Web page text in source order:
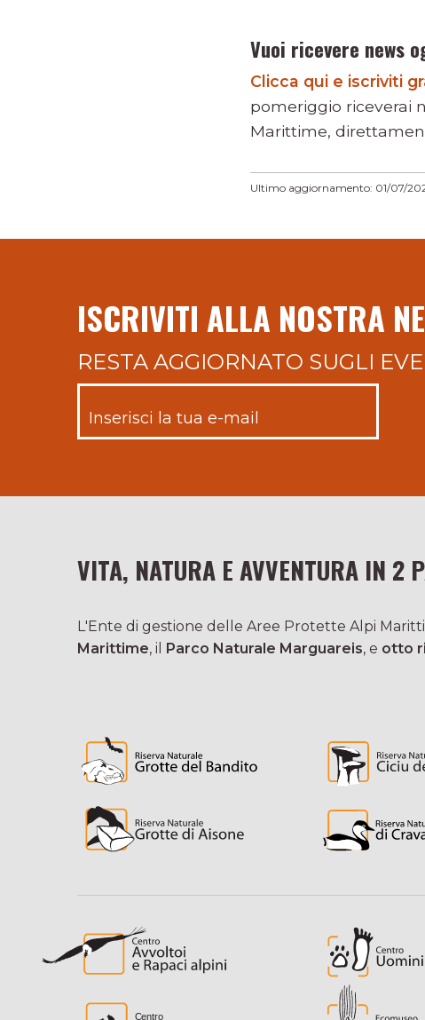
Vuoi ricevere news
Clicca qui e iscriviti
pomeriggio riceverai
Marittime,
Ultimo aggiornamento: 01/07/
ISCRIVITI ALLA NOSTRA
RESTA AGGIORNATO SUGLI
VITA, NATURA E AVVENTURA IN 2
L'Ente di gestione delle Aree Protette Alpi
Marittime, il Parco Naturale Marguareis, e otto